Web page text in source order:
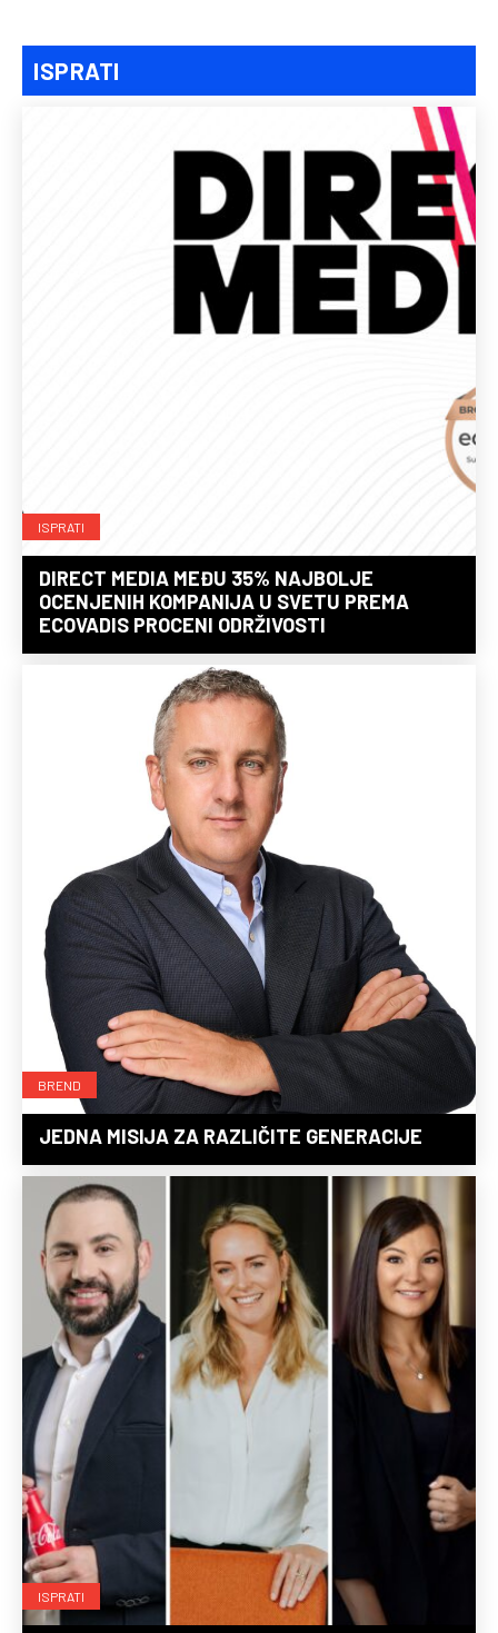
ISPRATI
ISPRATI
DIRECT MEDIA MEĐU 35% NAJBOLJE
OCENJENIH KOMPANIJA U SVETU PREMA
ECOVADIS PROCENI ODRŽIVOSTI
BREND
JEDNA MISIJA ZA RAZLIČITE GENERACIJE
ISPRATI